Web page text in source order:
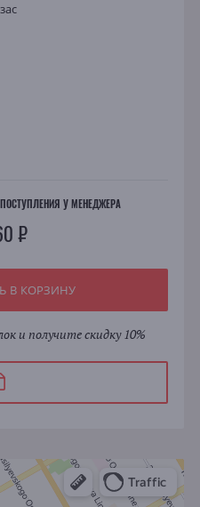
У МЕНЕДЖЕРА
₽
В КОРЗИНУ
и получите скидку 10%